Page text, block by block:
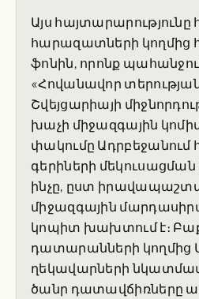
Այս հայտարարությունը
հարազատների կողմից
ֆոնին, որոնք
«Հովանավոր
Շվեյցարիայի
խաչի միջազգային
փակումը Ադրբեջանում
գերիների
ինչը, ըստ
միջազգային
կոպիտ խախտում է։
դատարանների
ղեկավարների
ծանր դատավճիռները